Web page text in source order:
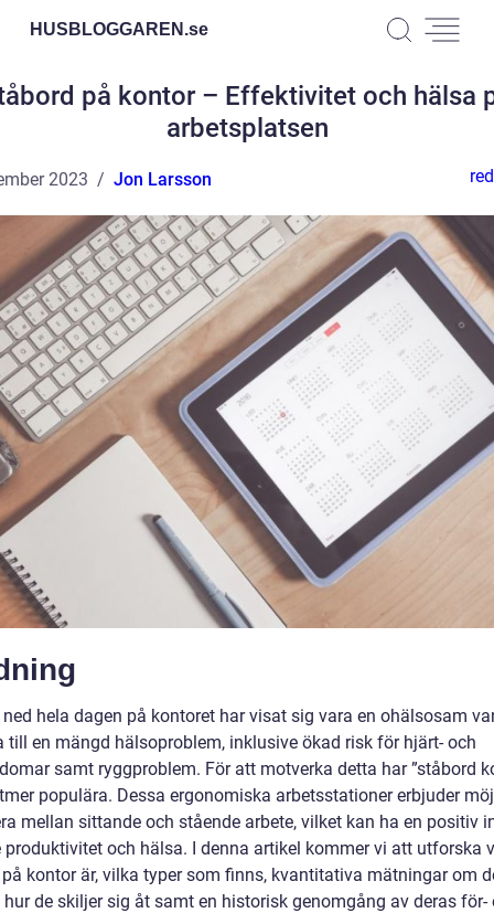
HUSBLOGGAREN.se
på kontor – Effektivitet och hälsa
arbetsplatsen
2023 Jon Larsson
hela dagen på kontoret har visat sig vara en ohälsosam
till en mängd hälsoproblem, inklusive ökad risk för hjärt- och
samt ryggproblem. För att motverka detta har ”ståbord
populära. Dessa ergonomiska arbetsstationer erbjuder
mellan sittande och stående arbete, vilket kan ha en positiv
produktivitet och hälsa. I denna artikel kommer vi att utforska
kontor är, vilka typer som finns, kvantitativa mätningar om
hur de skiljer sig åt samt en historisk genomgång av deras för-